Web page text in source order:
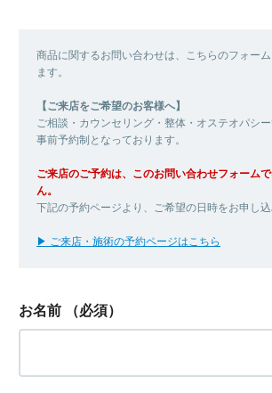
商品に関するお問い合わせは、こちらのフォー
ます。
【ご来店をご希望のお客様へ】
ご相談・カウンセリング・整体・オステオパシー
事前予約制となっております。
ご来店のご予約は、このお問い合わせフォーム
ん。
下記の予約ページより、ご希望の日時をお申し込
▶ ご来店・施術の予約ページはこちら
お名前 （必須）